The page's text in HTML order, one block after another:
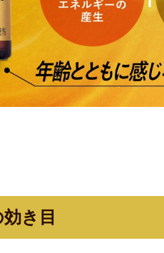
き目